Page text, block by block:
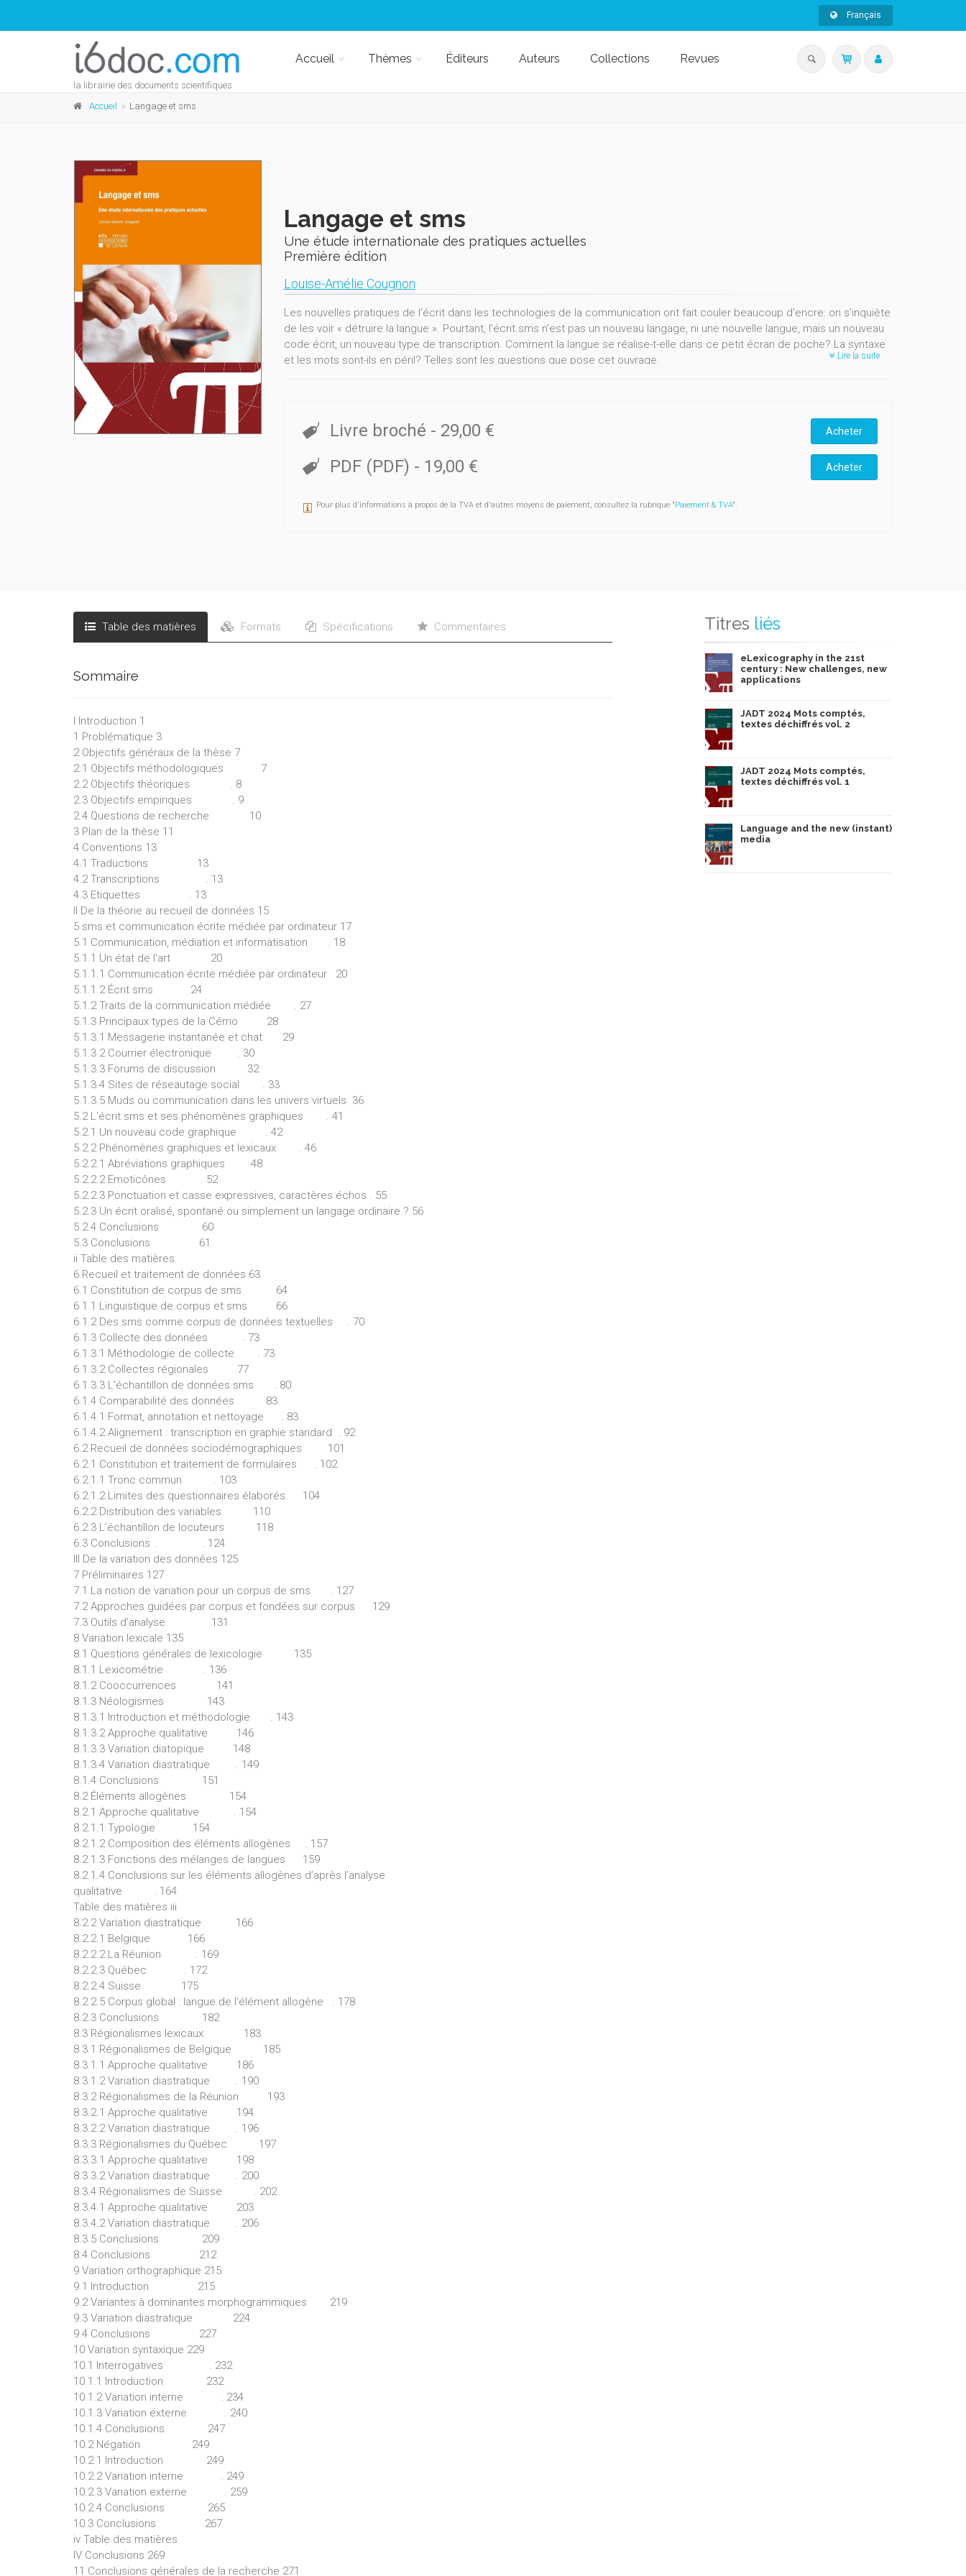
Français
la librairie des documents scientifiques
Accueil Thèmes Éditeurs Auteurs Collections Revues
Accueil Langage et sms
Langage et sms
Une étude internationale des pratiques actuelles
Première édition
Louise-Amélie Cougnon
Les nouvelles pratiques de l'écrit dans les technologies de la communication ont fait couler beaucoup d'encre: on s’inquiète
de les voir « détruire la langue ». Pourtant, l’écrit sms n’est pas un nouveau langage, ni une nouvelle langue, mais un nouveau
code écrit, un nouveau type de transcription. Comment la langue se réalise-t-elle dans ce petit écran de poche? La syntaxe
et les mots sont-ils en péril? Telles sont les questions que pose cet ouvrage.
avant les tendances modernes de l’écrit sms.
Lire la suite
Livre broché - 29,00 € Acheter
PDF (PDF) - 19,00 € Acheter
Pour plus d'informations à propos de la TVA et d'autres moyens de paiement, consultez la rubrique "Paiement & TVA".
Table des matières Formats Spécifications Commentaires
Sommaire
I Introduction 1
1 Problématique 3
2 Objectifs généraux de la thèse 7
2.1 Objectifs méthodologiques 7
2.2 Objectifs théoriques . 8
2.3 Objectifs empiriques . 9
2.4 Questions de recherche 10
3 Plan de la thèse 11
4 Conventions 13
4.1 Traductions 13
4.2 Transcriptions . 13
4.3 Etiquettes . 13
II De la théorie au recueil de données 15
5 sms et communication écrite médiée par ordinateur 17
5.1 Communication, médiation et informatisation . 18
5.1.1 Un état de l'art 20
5.1.1.1 Communication écrite médiée par ordinateur 20
5.1.1.2 Écrit sms 24
5.1.2 Traits de la communication médiée . 27
5.1.3 Principaux types de la Cémo 28
5.1.3.1 Messagerie instantanée et chat 29
5.1.3.2 Courrier électronique . 30
5.1.3.3 Forums de discussion . 32
5.1.3.4 Sites de réseautage social . 33
5.1.3.5 Muds ou communication dans les univers virtuels 36
5.2 L'écrit sms et ses phénomènes graphiques . 41
5.2.1 Un nouveau code graphique . 42
5.2.2 Phénomènes graphiques et lexicaux . 46
5.2.2.1 Abréviations graphiques 48
5.2.2.2 Emoticônes . 52
5.2.2.3 Ponctuation et casse expressives, caractères échos . 55
5.2.3 Un écrit oralisé, spontané ou simplement un langage ordinaire ? 56
5.2.4 Conclusions 60
5.3 Conclusions 61
ii Table des matières
6 Recueil et traitement de données 63
6.1 Constitution de corpus de sms 64
6.1.1 Linguistique de corpus et sms 66
6.1.2 Des sms comme corpus de données textuelles . 70
6.1.3 Collecte des données . 73
6.1.3.1 Méthodologie de collecte . 73
6.1.3.2 Collectes régionales 77
6.1.3.3 L'échantillon de données sms . 80
6.1.4 Comparabilité des données 83
6.1.4.1 Format, annotation et nettoyage . 83
6.1.4.2 Alignement : transcription en graphie standard . 92
6.2 Recueil de données sociodémographiques 101
6.2.1 Constitution et traitement de formulaires . 102
6.2.1.1 Tronc commun . 103
6.2.1.2 Limites des questionnaires élaborés 104
6.2.2 Distribution des variables 110
6.2.3 L’échantillon de locuteurs 118
6.3 Conclusions . . 124
III De la variation des données 125
7 Préliminaires 127
7.1 La notion de variation pour un corpus de sms . 127
7.2 Approches guidées par corpus et fondées sur corpus 129
7.3 Outils d’analyse 131
8 Variation lexicale 135
8.1 Questions générales de lexicologie 135
8.1.1 Lexicométrie . 136
8.1.2 Cooccurrences 141
8.1.3 Néologismes 143
8.1.3.1 Introduction et méthodologie . 143
8.1.3.2 Approche qualitative 146
8.1.3.3 Variation diatopique 148
8.1.3.4 Variation diastratique . 149
8.1.4 Conclusions 151
8.2 Éléments allogènes 154
8.2.1 Approche qualitative . 154
8.2.1.1 Typologie 154
8.2.1.2 Composition des éléments allogènes . 157
8.2.1.3 Fonctions des mélanges de langues 159
8.2.1.4 Conclusions sur les éléments allogènes d’après l’analyse
qualitative . 164
Table des matières iii
8.2.2 Variation diastratique 166
8.2.2.1 Belgique 166
8.2.2.2 La Réunion . 169
8.2.2.3 Québec . 172
8.2.2.4 Suisse 175
8.2.2.5 Corpus global : langue de l’élément allogène . 178
8.2.3 Conclusions 182
8.3 Régionalismes lexicaux 183
8.3.1 Régionalismes de Belgique 185
8.3.1.1 Approche qualitative 186
8.3.1.2 Variation diastratique . 190
8.3.2 Régionalismes de la Réunion 193
8.3.2.1 Approche qualitative 194
8.3.2.2 Variation diastratique . 196
8.3.3 Régionalismes du Québec 197
8.3.3.1 Approche qualitative 198
8.3.3.2 Variation diastratique . 200
8.3.4 Régionalismes de Suisse . 202
8.3.4.1 Approche qualitative 203
8.3.4.2 Variation diastratique . 206
8.3.5 Conclusions 209
8.4 Conclusions 212
9 Variation orthographique 215
9.1 Introduction 215
9.2 Variantes à dominantes morphogrammiques 219
9.3 Variation diastratique 224
9.4 Conclusions 227
10 Variation syntaxique 229
10.1 Interrogatives . 232
10.1.1 Introduction 232
10.1.2 Variation interne . 234
10.1.3 Variation externe . 240
10.1.4 Conclusions 247
10.2 Négation 249
10.2.1 Introduction 249
10.2.2 Variation interne . 249
10.2.3 Variation externe . 259
10.2.4 Conclusions 265
10.3 Conclusions 267
iv Table des matières
IV Conclusions 269
11 Conclusions générales de la recherche 271
Titres liés
eLexicography in the 21st
century : New challenges, new
applications
JADT 2024 Mots comptés,
textes déchiffrés vol. 2
JADT 2024 Mots comptés,
textes déchiffrés vol. 1
Language and the new (instant)
media